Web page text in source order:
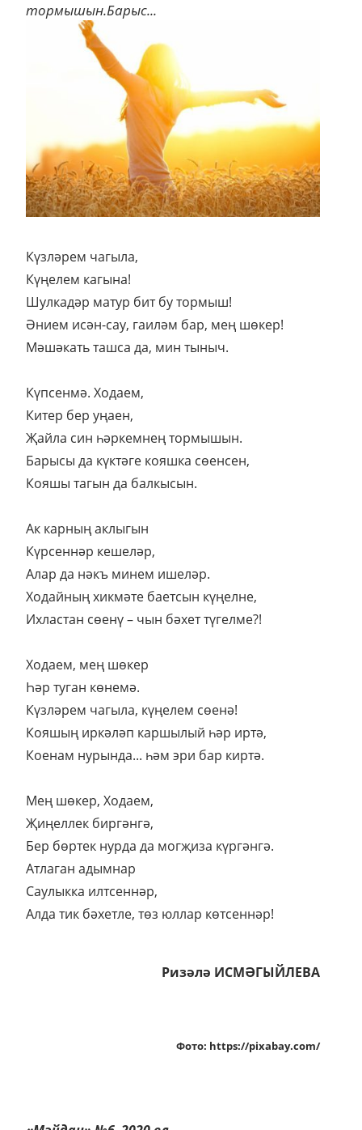
тормышын.Барыс...
Күзләрем чагыла,
Күңелем кагына!
Шулкадәр матур бит бу тормыш!
Әнием исән-сау, гаиләм бар, мең шөкер!
Мәшәкать ташса да, мин тыныч.
Күпсенмә. Ходаем,
Китер бер уңаен,
Җайла син һәркемнең тормышын.
Барысы да күктәге кояшка сөенсен,
Кояшы тагын да балкысын.
Ак карның аклыгын
Күрсеннәр кешеләр,
Алар да нәкъ минем ишеләр.
Ходайның хикмәте баетсын күңелне,
Ихластан сөенү – чын бәхет түгелме?!
Ходаем, мең шөкер
Һәр туган көнемә.
Күзләрем чагыла, күңелем сөенә!
Кояшың иркәләп каршылый һәр иртә,
Коенам нурында... һәм эри бар киртә.
Мең шөкер, Ходаем,
Җиңеллек биргәнгә,
Бер бөртек нурда да могҗиза күргәнгә.
Атлаган адымнар
Саулыкка илтсеннәр,
Алда тик бәхетле, төз юллар көтсеннәр!
Ризәлә ИСМӘГЫЙЛЕВА
Фото: https://pixabay.com/